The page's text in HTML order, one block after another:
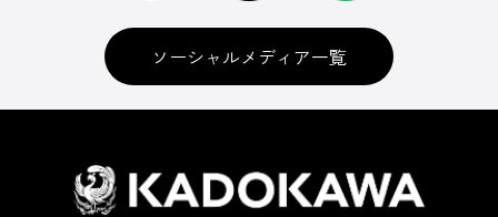
ソーシャルメディア一覧